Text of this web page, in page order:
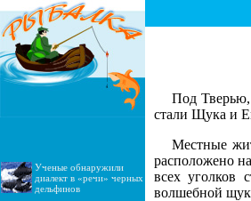
Ученые обнаружили
диалект в «речи» черных
дельфинов
Под
стали Щука и
Местные
расположено
всех уголков
волшебной